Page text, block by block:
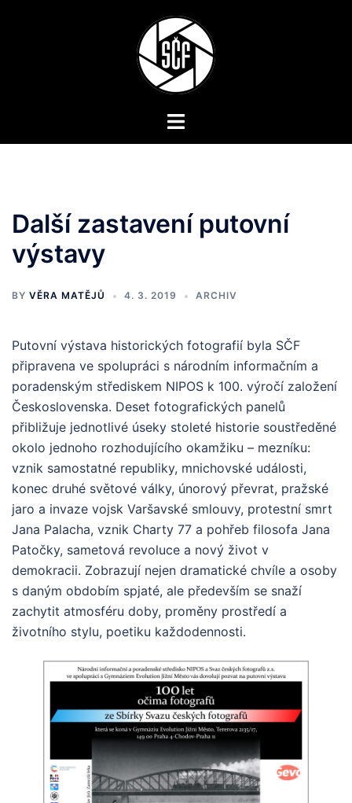
Toggle
Další zastavení putovní
výstavy
BY VĚRA MATĚJŮ 4. 3. 2019 ARCHIV
Putovní výstava historických fotografií byla SČF
připravena ve spolupráci s národním informačním a
poradenským střediskem NIPOS k 100. výročí založení
Československa. Deset fotografických panelů
přibližuje jednotlivé úseky stoleté historie soustředěné
okolo jednoho rozhodujícího okamžiku – mezníku:
vznik samostatné republiky, mnichovské události,
konec druhé světové války, únorový převrat, pražské
jaro a invaze vojsk Varšavské smlouvy, protestní smrt
Jana Palacha, vznik Charty 77 a pohřeb filosofa Jana
Patočky, sametová revoluce a nový život v
demokracii. Zobrazují nejen dramatické chvíle a osoby
s daným obdobím spjaté, ale především se snaží
zachytit atmosféru doby, proměny prostředí a
životního stylu, poetiku každodennosti.